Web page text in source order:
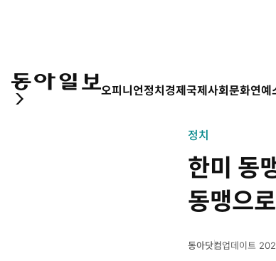
오피니언정치경제국제사회문화연예
정치
한미 동
동맹으
동아닷컴업데이트